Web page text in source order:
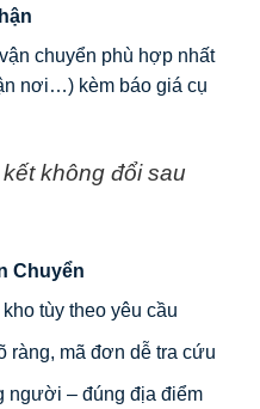
chuyển phù hợp nhất
nơi…) kèm báo giá cụ
không đổi sau
Chuyển
tùy theo yêu cầu
ràng, mã đơn dễ tra cứu
người – đúng địa điểm